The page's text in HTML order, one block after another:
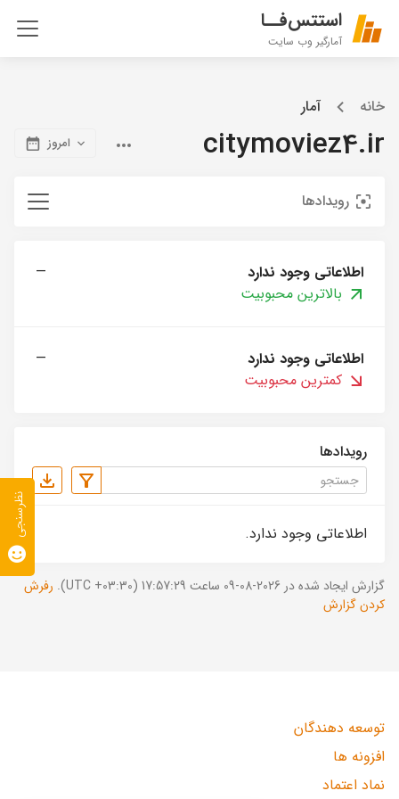
استتس‌فــا
آمارگیر وب سایت
خانه آمار
citymoviez4.ir امروز
رویدادها
اطلاعاتی وجود ندارد
—
بالاترین محبوبیت
اطلاعاتی وجود ندارد
—
کمترین محبوبیت
رویدادها
اطلاعاتی وجود ندارد.
گزارش ایجاد شده در 2026-08-09 ساعت 17:57:29 (UTC +03:30).
رفرش
کردن گزارش
توسعه دهندگان
افزونه ها
نماد اعتماد
نظرسنجی